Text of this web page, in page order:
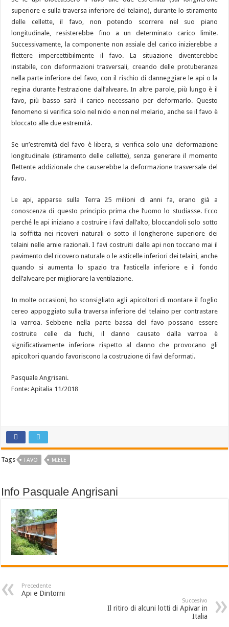
superiore e sulla traversa inferiore del telaino), durante lo stiramento
delle cellette, il favo, non potendo scorrere nel suo piano
longitudinale, resisterebbe fino a un determinato carico limite.
Successivamente, la componente non assiale del carico inizierebbe a
flettere impercettibilmente il favo. La situazione diventerebbe
instabile, con deformazioni trasversali, creando delle protuberanze
nella parte inferiore del favo, con il rischio di danneggiare le api o la
regina durante l’estrazione dall’alveare. In altre parole, più lungo è il
favo, più basso sarà il carico necessario per deformarlo. Questo
fenomeno si verifica solo nel nido e non nel melario, anche se il favo è
bloccato alle due estremità.
Se un’estremità del favo è libera, si verifica solo una deformazione
longitudinale (stiramento delle cellette), senza generare il momento
flettente addizionale che causerebbe la deformazione trasversale del
favo.
Le api, apparse sulla Terra 25 milioni di anni fa, erano già a
conoscenza di questo principio prima che l’uomo lo studiasse. Ecco
perché le api iniziano a costruire i favi dall’alto, bloccandoli solo sotto
la soffitta nei ricoveri naturali o sotto il longherone superiore dei
telaini nelle arnie razionali. I favi costruiti dalle api non toccano mai il
pavimento del ricovero naturale o le asticelle inferiori dei telaini, anche
quando si aumenta lo spazio tra l’asticella inferiore e il fondo
dell’alveare per migliorare la ventilazione.
In molte occasioni, ho sconsigliato agli apicoltori di montare il foglio
cereo appoggiato sulla traversa inferiore del telaino per contrastare
la varroa. Sebbene nella parte bassa del favo possano essere
costruite celle da fuchi, il danno causato dalla varroa è
significativamente inferiore rispetto al danno che provocano gli
apicoltori quando favoriscono la costruzione di favi deformati.
Pasquale Angrisani.
Fonte: Apitalia 11/2018
Tags FAVO MIELE
Info Pasquale Angrisani
Precedente
Api e Dintorni
Succesivo
Il ritiro di alcuni lotti di Apivar in
Italia